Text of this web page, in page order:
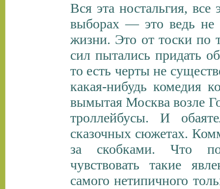
Вся эта ностальгия,
выборах — это ведь не
жизни. Это от тоски по
сил пытались придать
то есть черты не
какая-нибудь комедия
вымытая Москва возле
троллейбусы. И
сказочных сюжетах.
за скобками. Что
чувствовать такие
самого нетипичного